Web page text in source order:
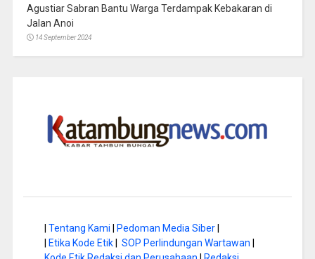
Agustiar Sabran Bantu Warga Terdampak Kebakaran di
Jalan Anoi
14 September 2024
Tentang Kami Pedoman Media Siber|
Etika Kode Etik| SOP Perlindungan Wartawan